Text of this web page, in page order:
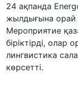
24 ақпанда
жылдығына орай
Мероприятие
біріктірді, олар
лингвистика
көрсетті.